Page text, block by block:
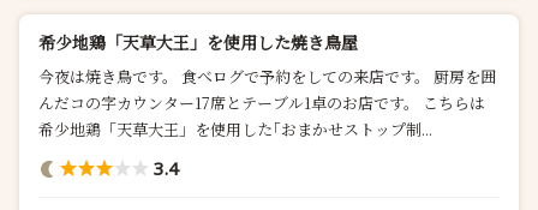
希少地鶏「天草大王」を使用した焼き鳥屋
今夜は焼き鳥です。 食べログで予約をしての来店です。 厨房を囲
んだコの字カウンター17席とテーブル1卓のお店です。 こちらは
希少地鶏「天草大王」を使用した｢おまかせストップ制...
3.4